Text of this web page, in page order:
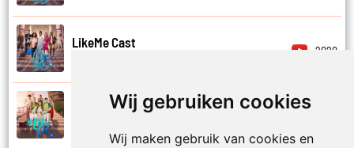
Wij gebruiken cookies
Wij maken gebruik van cookies en
LikeMe Cast
2020
LikeMe Cast